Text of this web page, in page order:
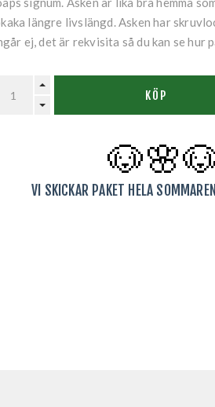
längre livslängd. Asken har
ej, det är rekvisita så du kan se hur
KÖP
🐶🌸
VI SKICKAR PAKET HELA